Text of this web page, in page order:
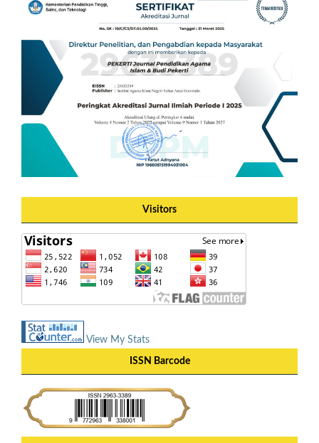
Visitors
View My Stats
ISSN Barcode